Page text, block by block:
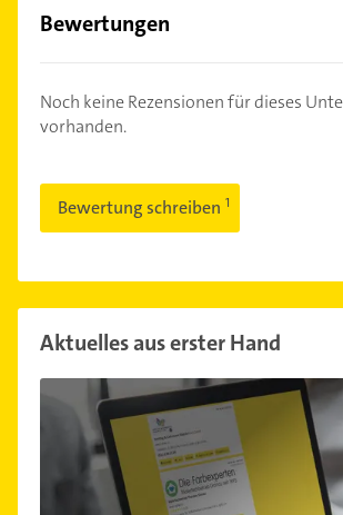
Bewertungen
Noch keine Rezensionen für dieses
vorhanden.
Bewertung schreiben
Aktuelles aus erster Hand